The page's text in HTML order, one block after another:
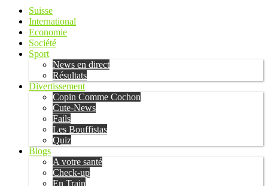
Suisse
International
Economie
Société
Sport
News en direct
Résultats
Divertissement
Copin Comme Cochon
Cute-News
Fails
Les Bouffistas
Quiz
Blogs
A votre santé
Check-up
En Train